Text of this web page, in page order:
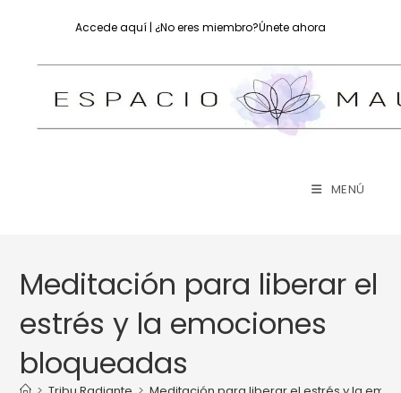
Accede aquí | ¿No eres miembro?Únete ahora
MENÚ
Meditación para liberar el
estrés y la emociones
bloqueadas